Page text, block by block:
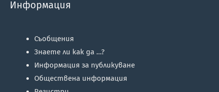
Информация
Съобщения
Знаете ли как да …?
Информация за публикуване
Обществена информация